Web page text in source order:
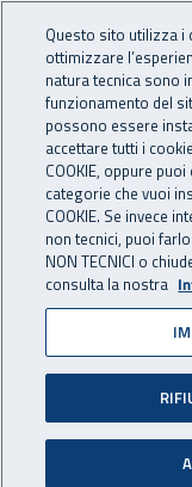
INAIL -
Pagina
Il contenuto non
navigazione è
Footer
Questo sito utilizza i
ottimizzare
natura tecnica sono
funzionamento del
possono essere
accettare tutti i
COOKIE, oppure
categorie che vuoi
COOKIE. Se invece
non tecnici, puoi farlo
NON TECNICI o
consulta la nostra